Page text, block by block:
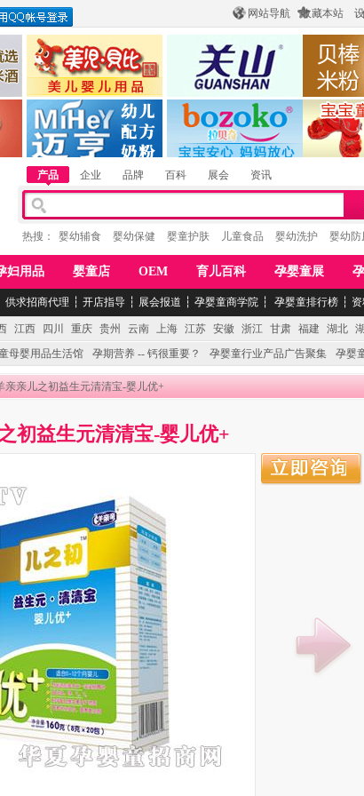
网站导航 收藏本站
惠州市美儿婴儿用品公司
湖南迈亨母婴用品有限公司
陕西关山乳业有限公司
香港欧嘻高婴童用品公司
江西贝
产品 企业 品牌 百科 展会 资讯
热搜： 婴幼辅食 婴幼保健 婴童护肤 儿童食品 婴幼洗护 婴幼防
妇用品 婴童店 OEM 育儿百科 孕婴童展
供求招商代理 ┆ 开店指导 ┆ 展会报道 ┆ 孕婴童商学院 ┆ 孕婴童排行榜 ┆
江西 四川 重庆 贵州 云南 上海 江苏 安徽 浙江 甘肃 福建 湖北
母婴用品生活馆
孕期营养 -- 钙很重要？ 孕婴童行业产品广告聚集 孕婴
亲亲儿之初益生元清清宝-婴儿优+
初益生元清清宝-婴儿优+